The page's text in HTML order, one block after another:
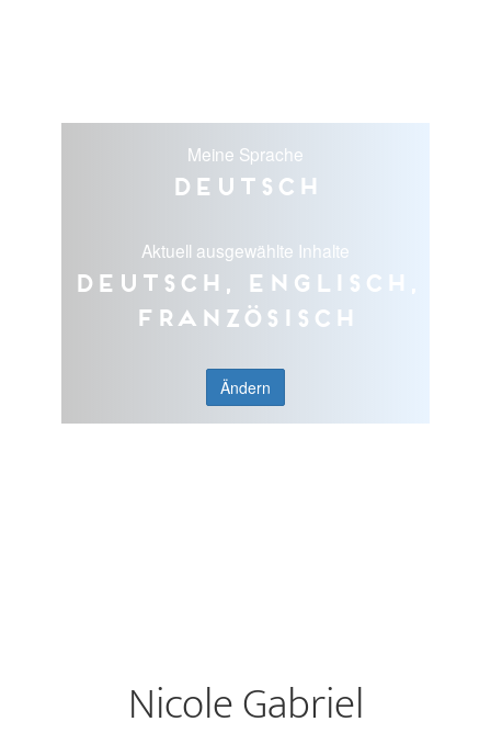
Meine Sprache
Deutsch
Aktuell ausgewählte Inhalte
Deutsch, Englisch,
Französisch
Ändern
Nicole Gabriel